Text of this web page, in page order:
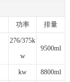
功率 排量
276/375k
w
9500ml
kw 8800ml